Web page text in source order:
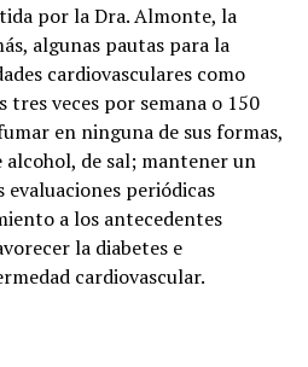
por la Dra. Almonte, la
algunas pautas para la
cardiovasculares como
tres veces por semana o 150
en ninguna de sus formas,
de sal; mantener un
evaluaciones periódicas
a los antecedentes
la diabetes e
cardiovascular.